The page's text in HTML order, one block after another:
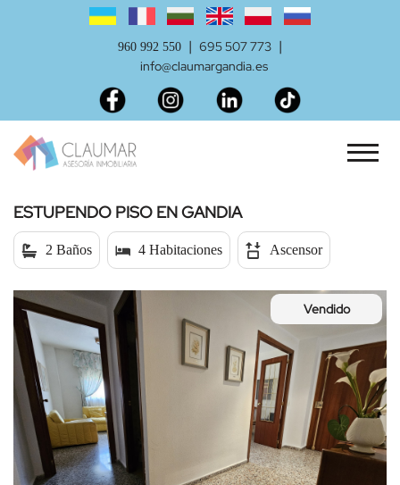
960 992 550 | 695 507 773 |
info@claumargandia.es
ESTUPENDO PISO EN GANDIA
2 Baños 4 Habitaciones Ascensor
Vendido